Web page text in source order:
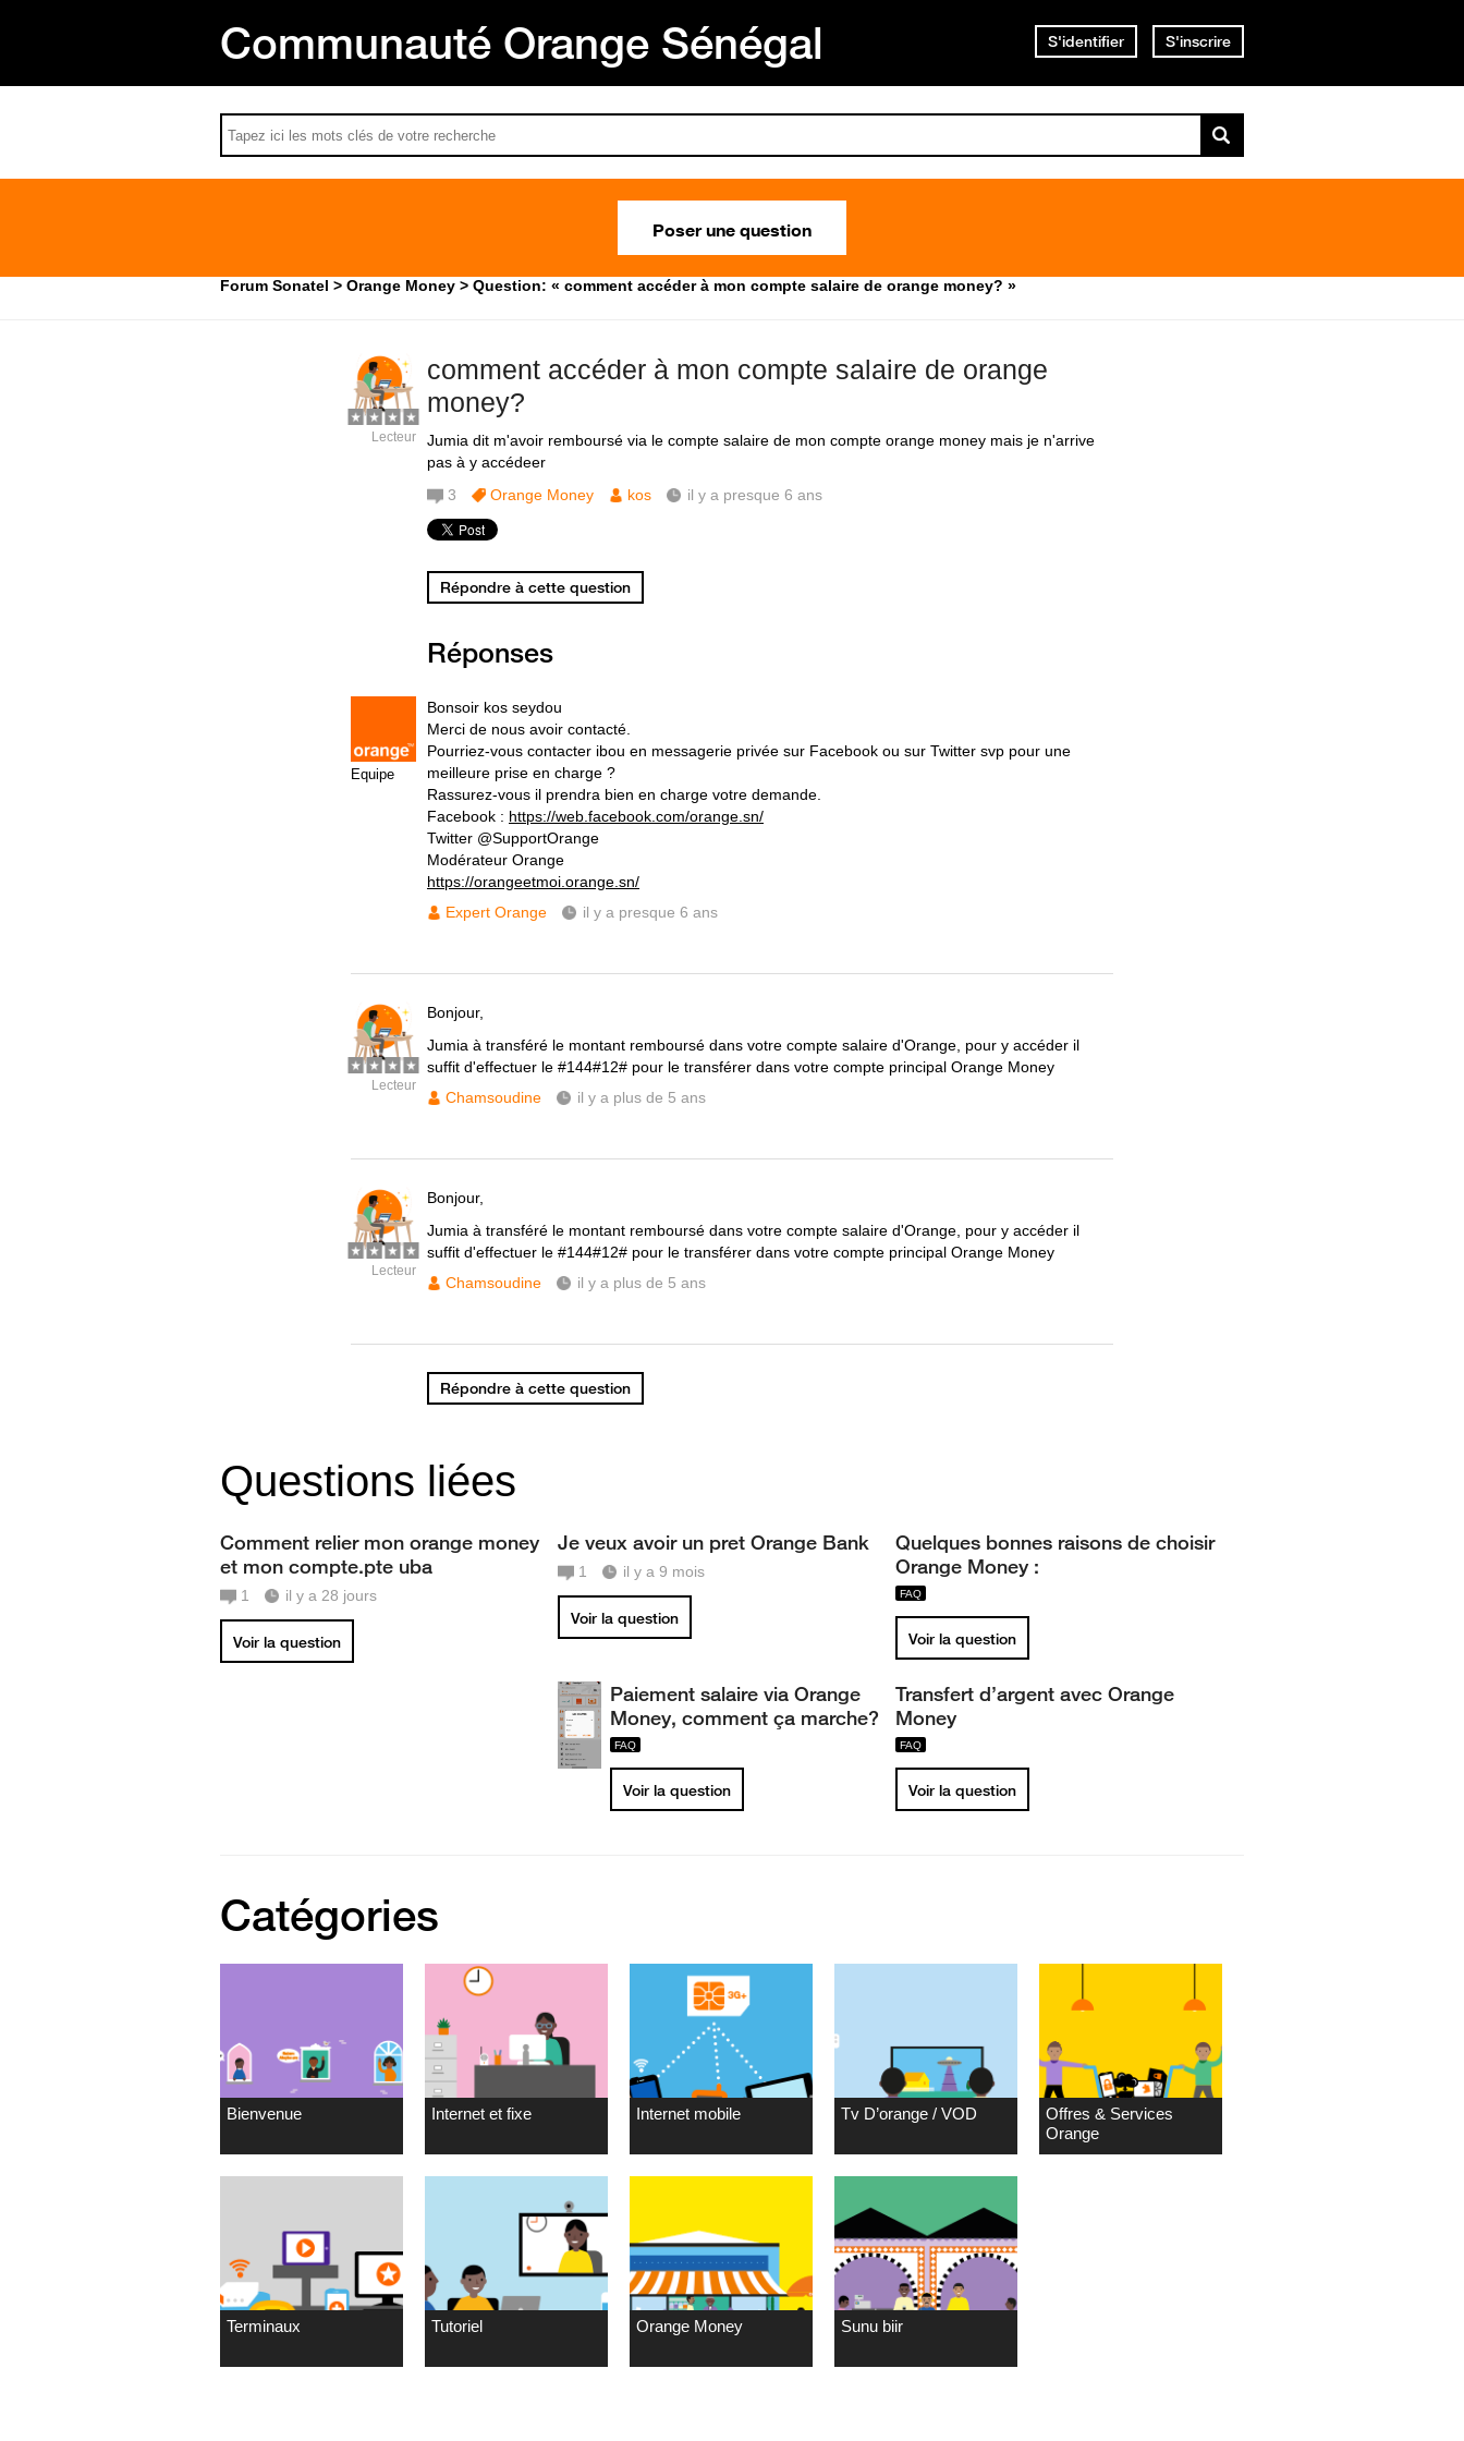
Communauté Orange Sénégal S'identifier S'inscrire
Poser une question
Forum Sonatel Orange Money Question: « comment accéder à mon compte salaire de orange money? »
comment accéder à mon compte salaire de orange
money?
Jumia dit m'avoir remboursé via le compte salaire de mon compte orange money mais je n'arrive
pas à y accédeer
Lecteur
3 Orange Money kos il y a presque 6 ans
Répondre à cette question
Réponses
Equipe
Bonsoir kos seydou
Merci de nous avoir contacté.
Pourriez-vous contacter ibou en messagerie privée sur Facebook ou sur Twitter svp pour une
meilleure prise en charge ?
Rassurez-vous il prendra bien en charge votre demande.
Facebook : https://web.facebook.com/orange.sn/
Twitter @SupportOrange
Modérateur Orange
https://orangeetmoi.orange.sn/
Expert Orange
il y a presque 6 ans
Lecteur
Bonjour,
Jumia à transféré le montant remboursé dans votre compte salaire d'Orange, pour y accéder il
suffit d'effectuer le #144#12# pour le transférer dans votre compte principal Orange Money
Chamsoudine
il y a plus de 5 ans
Lecteur
Bonjour,
Jumia à transféré le montant remboursé dans votre compte salaire d'Orange, pour y accéder il
suffit d'effectuer le #144#12# pour le transférer dans votre compte principal Orange Money
Chamsoudine
il y a plus de 5 ans
Répondre à cette question
Questions liées
Comment relier mon orange money
et mon compte.pte uba
1 il y a 28 jours
Voir la question
Je veux avoir un pret Orange Bank
1 il y a 9 mois
Voir la question
Quelques bonnes raisons de choisir
Orange Money :
Voir la question
Paiement salaire via Orange
Money, comment ça marche?
Voir la question
Transfert d’argent avec Orange
Money
Voir la question
Catégories
Bienvenue Internet et fixe Internet mobile Tv D’orange / VOD
Offres & Services
Orange
Terminaux Tutoriel Orange Money Sunu biir